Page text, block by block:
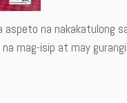
na nakakatulong
mag-isip at may